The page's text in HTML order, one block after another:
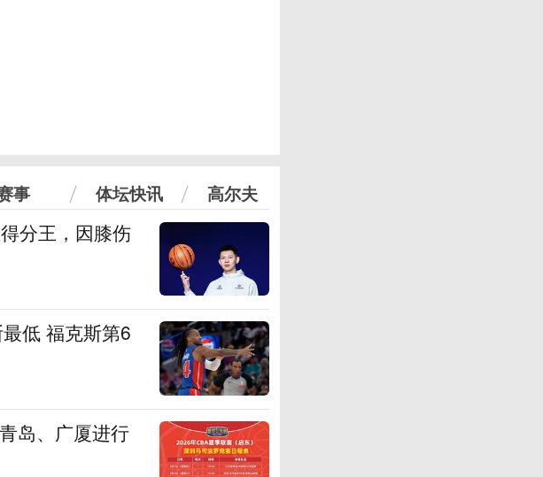
事 体坛快讯 高尔夫
分王，因膝伤
低 福克斯第6
岛、广厦进行